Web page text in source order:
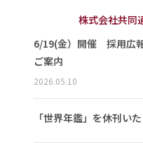
株式会社共同
6/19(金）開催 採用広
ご案内
2026.05.10
「世界年鑑」を休刊い